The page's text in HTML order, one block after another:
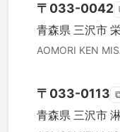
〒 033-0042
青森県 三沢市
AOMORI KEN
〒 033-0113
青森県 三沢市